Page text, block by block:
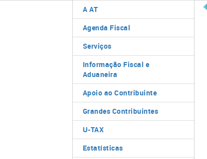
A AT
Agenda Fiscal
Serviços
Informação Fiscal e
Aduaneira
Apoio ao Contribuinte
Grandes Contribuintes
U-TAX
Estatísticas